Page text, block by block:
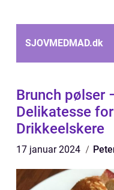
SJOVMEDMAD.dk
Brunch pølser
Delikatesse
Drikkeelskere
17 januar 2024